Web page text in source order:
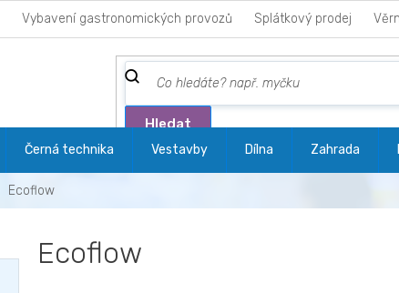
Vybavení gastronomických provozů Splátkový prodej
Hledat
Černá technika Vestavby Dílna Zahrada
Ecoflow
Ecoflow